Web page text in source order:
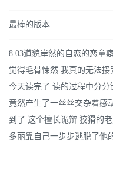
最棒的版本
8.03道貌岸然的自恋的恋童
觉得毛骨悚然 我真的无法
今天读完了 读的过程中分
竟然产生了一丝丝交杂着感
到了 这个擅长诡辩 狡猾的
多丽靠自己一步步逃脱了他